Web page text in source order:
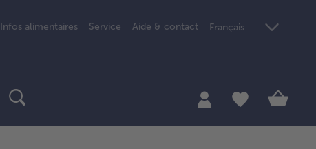
Infos alimentaires Service Aide & contact Français